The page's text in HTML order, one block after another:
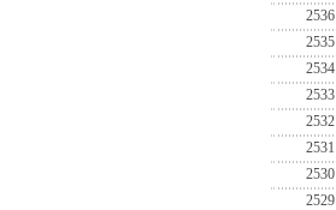
2536
2535
2534
2533
2532
2531
2530
2529